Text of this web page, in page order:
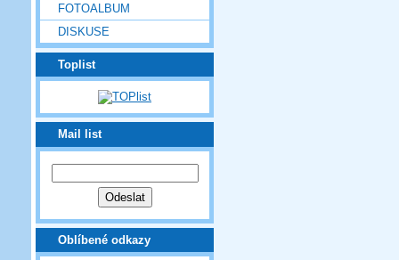
FOTOALBUM
DISKUSE
Toplist
Mail list
Oblíbené odkazy